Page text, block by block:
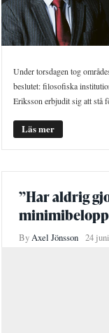
Under torsdagen tog
beslutet: filosofiska
Eriksson erbjudit sig att stå
Läs mer
”Har aldrig
ByAxel Jönsson 24